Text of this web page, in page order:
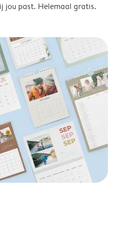
jou past. Helemaal gratis.